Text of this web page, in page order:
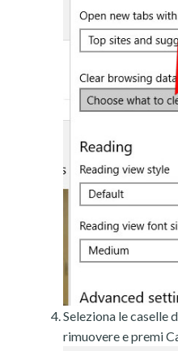
Seleziona le caselle
rimuovere e premi